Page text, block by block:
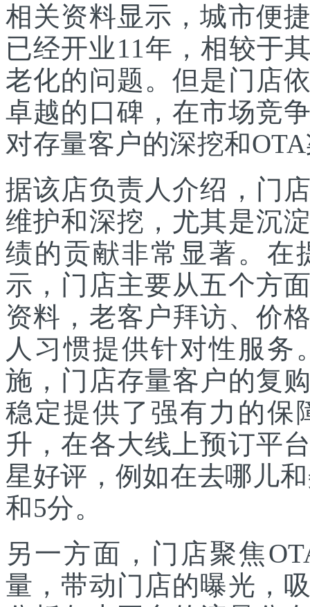
相关资料显示，城市便
已经开业11年，相较于
老化的问题。但是门店
卓越的口碑，在市场竞
对存量客户的深挖和
据该店负责人介绍，门
维护和深挖，尤其是沉
绩的贡献非常显著。在
示，门店主要从五个方
资料，老客户拜访、价
人习惯提供针对性服
施，门店存量客户的复
稳定提供了强有力的保
升，在各大线上预订平
星好评，例如在去哪儿
和5分。
另一方面，门店聚焦
量，带动门店的曝光，